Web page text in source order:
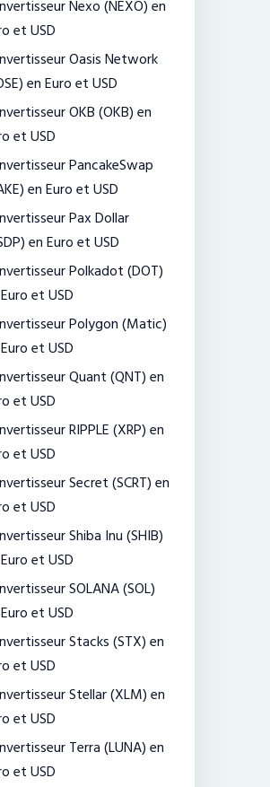
Nexo (NEXO) en
et USD
Oasis Network
en Euro et USD
OKB (OKB) en
et USD
PancakeSwap
en Euro et USD
Pax Dollar
en Euro et USD
Polkadot (DOT)
et USD
Polygon (Matic)
et USD
Quant (QNT) en
et USD
RIPPLE (XRP) en
et USD
Secret (SCRT) en
et USD
Shiba Inu (SHIB)
et USD
SOLANA (SOL)
et USD
Stacks (STX) en
et USD
Stellar (XLM) en
et USD
Terra (LUNA) en
et USD